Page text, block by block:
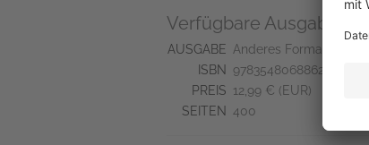
Verfügbare Ausgaben
AUSGABE Anderes Format
ISBN
9783548068862
PREIS 12,99 € (EUR)
SEITEN 400